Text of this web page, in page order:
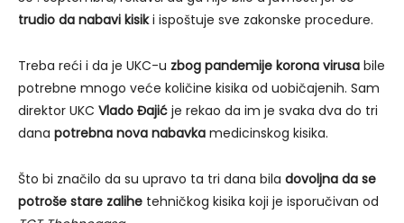
trudio da nabavi kisiki ispoštuje sve zakonske procedure.
Treba reći i da je UKC-u zbog pandemije korona virusa bile
potrebne mnogo veće količine kisika od uobičajenih. Sam
direktor UKC Vlado Đajić je rekao da im je svaka dva do tri
dana potrebna nova nabavka medicinskog kisika.
Što bi značilo da su upravo ta tri dana bila dovoljna da se
potroše stare zalihe tehničkog kisika koji je isporučivan od